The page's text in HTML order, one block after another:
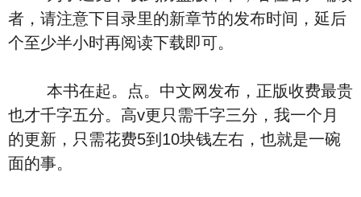
者，请注意下目录里的新章节的发布时间，延后
个至少半小时再阅读下载即可。
本书在起。点。中文网发布，正版收费最贵
也才千字五分。高v更只需千字三分，我一个月
的更新，只需花费5到10块钱左右，也就是一碗
面的事。